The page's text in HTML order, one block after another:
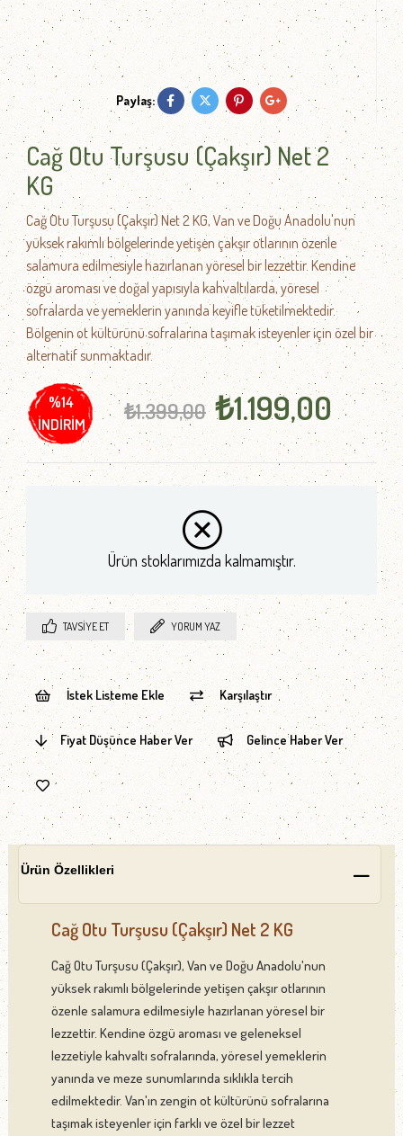
Paylaş:
Cağ Otu Turşusu (Çakşır) Net 2
KG
Cağ Otu Turşusu (Çakşır) Net 2 KG, Van ve Doğu Anadolu'nun
yüksek rakımlı bölgelerinde yetişen çakşır otlarının özenle
salamura edilmesiyle hazırlanan yöresel bir lezzettir. Kendine
özgü aroması ve doğal yapısıyla kahvaltılarda, yöresel
sofralarda ve yemeklerin yanında keyifle tüketilmektedir.
Bölgenin ot kültürünü sofralarına taşımak isteyenler için özel bir
alternatif sunmaktadır.
%14
İNDIRIM
₺1.399,00 ₺1.199,00
Ürün stoklarımızda kalmamıştır.
TAVSIYE ET YORUM YAZ
İstek Listeme Ekle Karşılaştır
Fiyat Düşünce Haber Ver Gelince Haber Ver
Ürün Özellikleri
Cağ Otu Turşusu (Çakşır) Net 2 KG
Cağ Otu Turşusu (Çakşır), Van ve Doğu Anadolu'nun
yüksek rakımlı bölgelerinde yetişen çakşır otlarının
özenle salamura edilmesiyle hazırlanan yöresel bir
lezzettir. Kendine özgü aroması ve geleneksel
lezzetiyle kahvaltı sofralarında, yöresel yemeklerin
yanında ve meze sunumlarında sıklıkla tercih
edilmektedir. Van'ın zengin ot kültürünü sofralarına
taşımak isteyenler için farklı ve özel bir lezzet